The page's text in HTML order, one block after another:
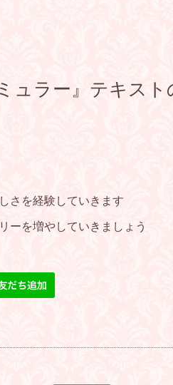
ュラー』テキスト
さを経験していきます
ーを増やしていきましょう